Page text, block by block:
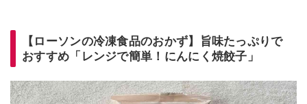
【ローソンの冷凍食品のおかず】旨味たっぷりで
おすすめ「レンジで簡単！にんにく焼餃子」